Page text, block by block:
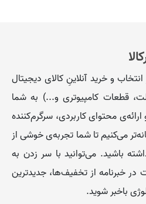
انتخاب و خرید آنلاینِ کالای دیجیتال
قطعات کامپیوتری و...) به شما
محتوای کاربردی، سرگرم‌کننده
می‌کنیم تا شما تجربه‌ی خوشی از
باشید. می‌توانید با سر زدن به
خبرنامه از تخفیف‌‌ها، جدیدترین
باخبر شوید.